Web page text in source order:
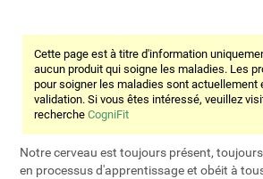
Cette page est à titre d'information
aucun produit qui soigne les maladies. Les
pour soigner les maladies sont actuellement
validation. Si vous êtes intéressé, veuillez
rechercheCogniFit
Notre cerveau est toujours présent,
en processus d'apprentissage et obéit à